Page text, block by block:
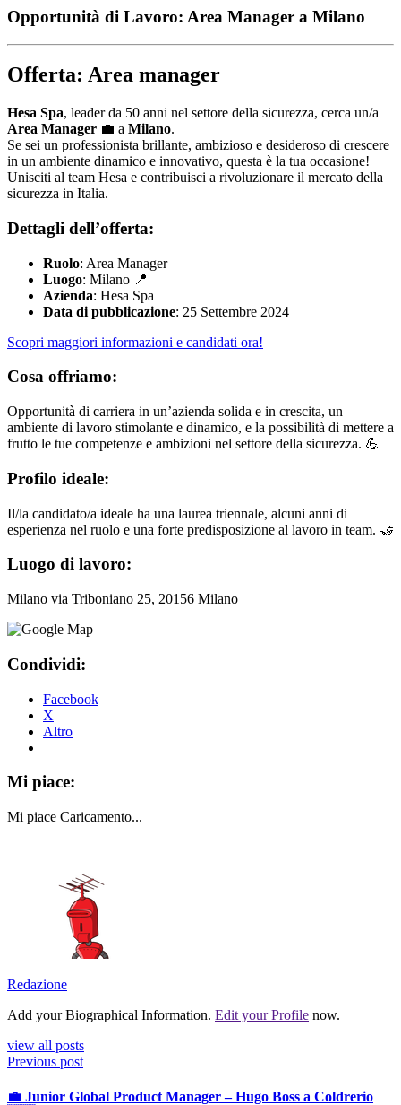
Opportunità di Lavoro: Area Manager a Milano
Offerta: Area manager
Hesa Spa, leader da 50 anni nel settore della sicurezza, cerca un/a
Area Manager 💼 a Milano.
Se sei un professionista brillante, ambizioso e desideroso di crescere
in un ambiente dinamico e innovativo, questa è la tua occasione!
Unisciti al team Hesa e contribuisci a rivoluzionare il mercato della
sicurezza in Italia.
Dettagli dell’offerta:
Ruolo: Area Manager
Luogo: Milano 📍
Azienda: Hesa Spa
Data di pubblicazione: 25 Settembre 2024
Scopri maggiori informazioni e candidati ora!
Cosa offriamo:
Opportunità di carriera in un’azienda solida e in crescita, un
ambiente di lavoro stimolante e dinamico, e la possibilità di mettere a
frutto le tue competenze e ambizioni nel settore della sicurezza. 💪
Profilo ideale:
Il/la candidato/a ideale ha una laurea triennale, alcuni anni di
esperienza nel ruolo e una forte predisposizione al lavoro in team. 🤝
Luogo di lavoro:
Milano via Triboniano 25, 20156 Milano
Condividi:
Facebook
X
Altro
Mi piace:
Mi piace Caricamento...
Redazione
Add your Biographical Information. Edit your Profile now.
view all posts
Previous post
💼 Junior Global Product Manager – Hugo Boss a Coldrerio